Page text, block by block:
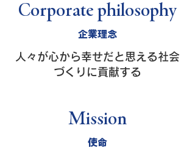
Corporate philosophy
企業理念
人々が心から幸せだと思える社会
づくりに貢献する
Mission
使命